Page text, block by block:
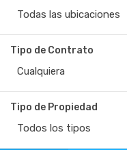
Todas las ubicaciones
Tipo de Contrato
Cualquiera
Tipo de Propiedad
Todos los tipos